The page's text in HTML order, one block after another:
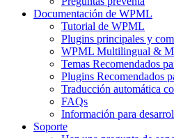
Documentación de WPML
Tutorial de WPML
Plugins principales y
WPML Multilingual &
Temas Recomendados
Plugins Recomendados
Traducción automática
FAQs
Información para
Soporte